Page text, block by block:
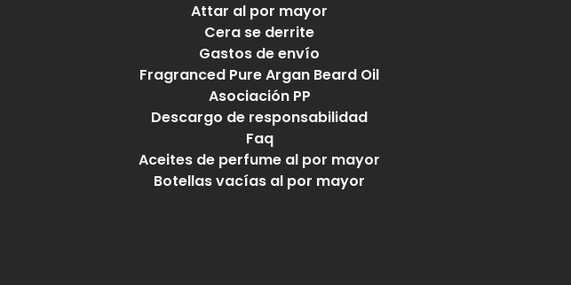
Attar al por mayor
Cera se derrite
Gastos de envío
Fragranced Pure Argan Beard Oil
Asociación PP
Descargo de responsabilidad
Faq
Aceites de perfume al por mayor
Botellas vacías al por mayor